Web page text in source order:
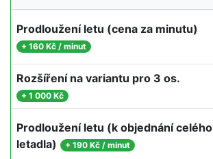
Prodloužení letu (cena za minutu)
+160 Kč / minut
Rozšíření na variantu pro 3 os.
+1 000 Kč
Prodloužení letu (k objednání celého
letadla)
+190 Kč / minut